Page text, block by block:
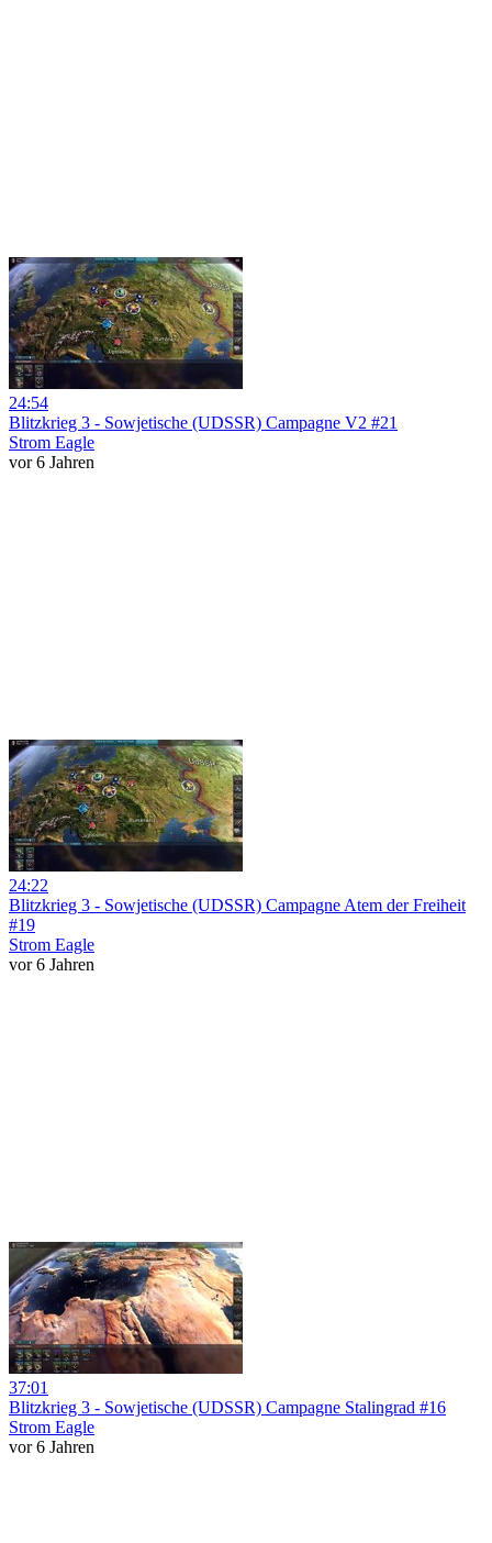
24:54
Blitzkrieg 3 - Sowjetische (UDSSR) Campagne V2 #21
Strom Eagle
vor 6 Jahren
24:22
Blitzkrieg 3 - Sowjetische (UDSSR) Campagne Atem der Freiheit
#19
Strom Eagle
vor 6 Jahren
37:01
Blitzkrieg 3 - Sowjetische (UDSSR) Campagne Stalingrad #16
Strom Eagle
vor 6 Jahren